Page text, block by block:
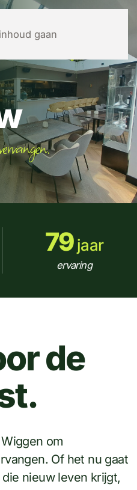
gaan
79jaar
ervaring
de
om
Of het nu gaat
nieuw leven krijgt,